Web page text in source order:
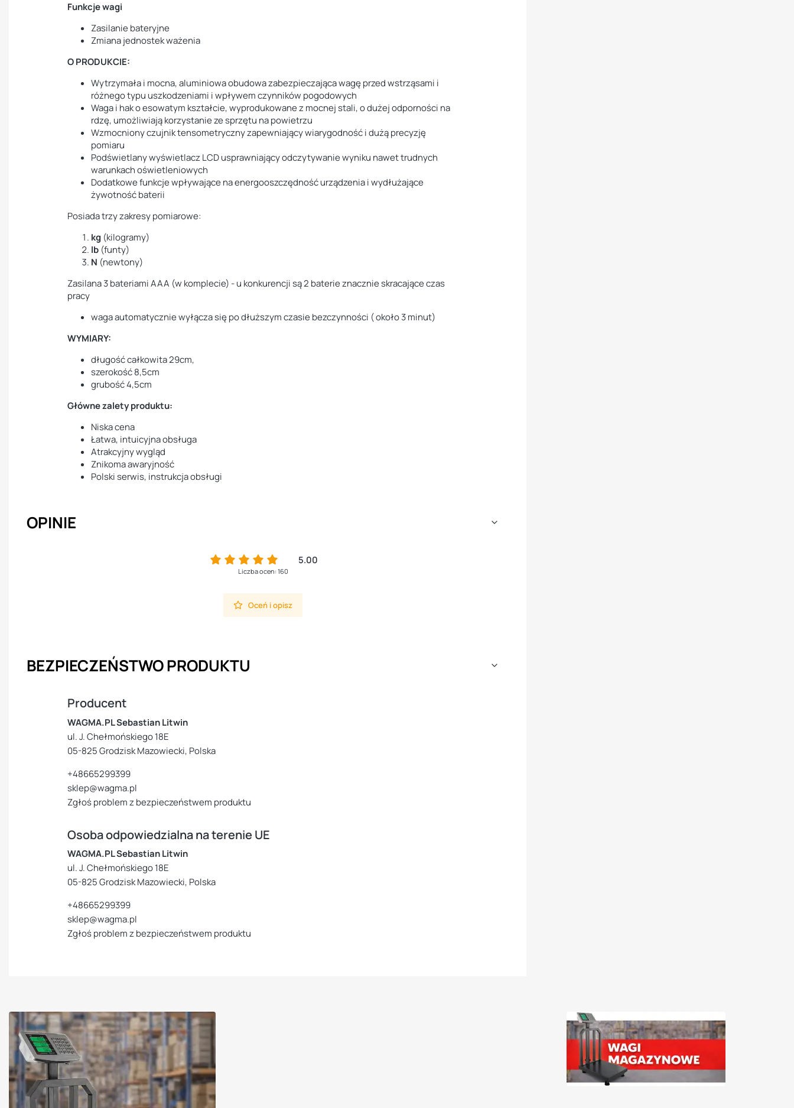
Funkcje wagi
Zasilanie bateryjne
Zmiana jednostek ważenia
O PRODUKCIE:
Wytrzymała i mocna, aluminiowa obudowa zabezpieczająca wagę przed wstrząsami i
różnego typu uszkodzeniami i wpływem czynników pogodowych
Waga i hak o esowatym kształcie, wyprodukowane z mocnej stali, o dużej odporności na
rdzę, umożliwiają korzystanie ze sprzętu na powietrzu
Wzmocniony czujnik tensometryczny zapewniający wiarygodność i dużą precyzję
pomiaru
Podświetlany wyświetlacz LCD usprawniający odczytywanie wyniku nawet trudnych
warunkach oświetleniowych
Dodatkowe funkcje wpływające na energooszczędność urządzenia i wydłużające
żywotność baterii
Posiada trzy zakresy pomiarowe:
kg (kilogramy)
lb (funty)
N (newtony)
Zasilana 3 bateriami AAA (w komplecie) - u konkurencji są 2 baterie znacznie skracające czas
pracy
waga automatycznie wyłącza się po dłuższym czasie bezczynności ( około 3 minut)
WYMIARY:
długość całkowita 29cm,
szerokość 8,5cm
grubość 4,5cm
Główne zalety produktu:
Niska cena
Łatwa, intuicyjna obsługa
Atrakcyjny wygląd
Znikoma awaryjność
Polski serwis, instrukcja obsługi
OPINIE
5.00
Liczba ocen: 160
Oceń i opisz
BEZPIECZEŃSTWO PRODUKTU
Producent
WAGMA.PL Sebastian Litwin
ul. J. Chełmońskiego 18E
05-825 Grodzisk Mazowiecki, Polska
+48665299399
sklep@wagma.pl
Zgłoś problem z bezpieczeństwem produktu
Osoba odpowiedzialna na terenie UE
WAGMA.PL Sebastian Litwin
ul. J. Chełmońskiego 18E
05-825 Grodzisk Mazowiecki, Polska
+48665299399
sklep@wagma.pl
Zgłoś problem z bezpieczeństwem produktu